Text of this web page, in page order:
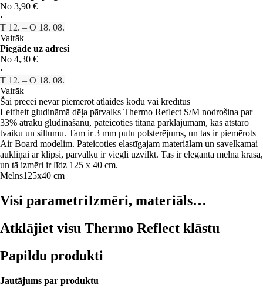
No 3,90 €
·
T 12. – O 18. 08.
Vairāk
Piegāde uz adresi
No 4,30 €
·
T 12. – O 18. 08.
Vairāk
Šai precei nevar piemērot atlaides kodu vai kredītus
Leifheit gludināmā dēļa pārvalks Thermo Reflect S/M nodrošina par
33% ātrāku gludināšanu, pateicoties titāna pārklājumam, kas atstaro
tvaiku un siltumu. Tam ir 3 mm putu polsterējums, un tas ir piemērots
Air Board modelim. Pateicoties elastīgajam materiālam un savelkamai
aukliņai ar klipsi, pārvalku ir viegli uzvilkt. Tas ir elegantā melnā krāsā,
un tā izmēri ir līdz 125 x 40 cm.
Melns125x40 cm
Visi parametriIzmēri, materiāls…
Atklājiet visu Thermo Reflect klāstu
Papildu produkti
Jautājums par produktu